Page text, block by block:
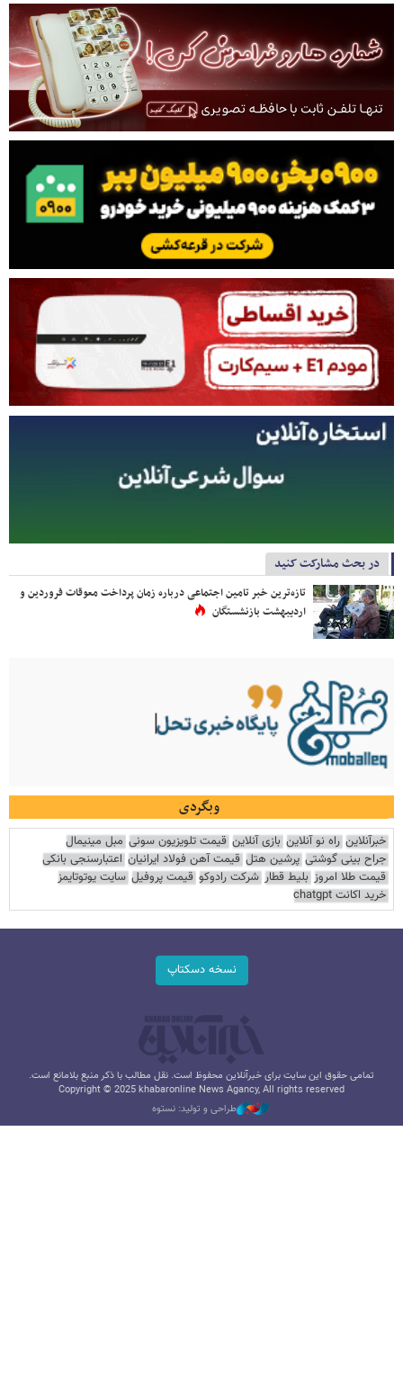
در بحث مشارکت کنید
تازه‌ترین خبر تامین اجتماعی درباره زمان پرداخت معوقات فروردین و
اردیبهشت بازنشستگان
وبگردی
خبرآنلاین راه نو آنلاین بازی آنلاین قیمت تلویزیون سونی مبل مینیمال
جراح بینی گوشتی پرشین هتل قیمت آهن فولاد ایرانیان اعتبارسنجی بانکی
قیمت طلا امروز بلیط قطار شرکت رادوکو قیمت پروفیل سایت یوتوتایمز
خرید اکانت chatgpt
نسخه دسکتاپ
تمامی حقوق این سایت برای خبرآنلاین محفوظ است. نقل مطالب با ذکر منبع بلامانع است.
Copyright © 2025 khabaronline News Agancy, All rights reserved
طراحی و تولید: نستوه